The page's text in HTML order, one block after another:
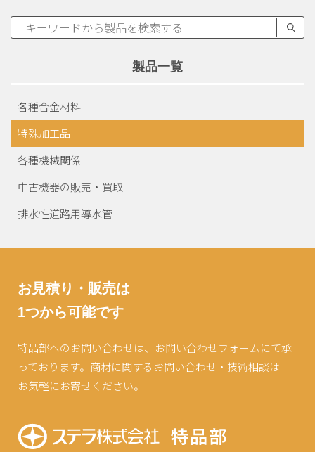
製品一覧
各種合金材料
特殊加工品
各種機械関係
中古機器の販売・買取
排水性道路用導水管
お見積り・販売は
1つから可能です
特品部へのお問い合わせは、 お問い合わせフォームにて承
っております。 商材に関するお問い合わせ・技術相談は
お気軽にお寄せください。